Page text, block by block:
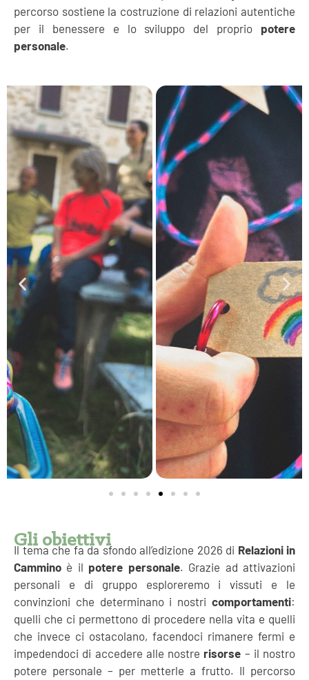
percorso sostiene la costruzione di relazioni autentiche
per il benessere e lo sviluppo del proprio potere
personale.
Gli obiettivi
Il tema che fa da sfondo all’edizione 2026 di Relazioni in
Cammino è il potere personale. Grazie ad attivazioni
personali e di gruppo esploreremo i vissuti e le
convinzioni che determinano i nostri comportamenti:
quelli che ci permettono di procedere nella vita e quelli
che invece ci ostacolano, facendoci rimanere fermi e
impedendoci di accedere alle nostre risorse – il nostro
potere personale – per metterle a frutto. Il percorso